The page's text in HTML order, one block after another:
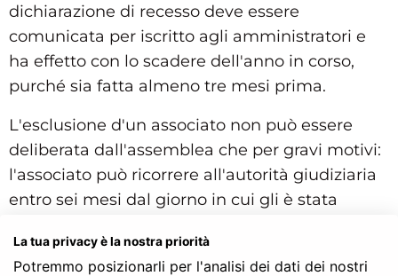
dichiarazione di recesso deve essere
comunicata per iscritto agli amministratori e
ha effetto con lo scadere dell'anno in corso,
purché sia fatta almeno tre mesi prima.
L'esclusione d'un associato non può essere
deliberata dall'assemblea che per gravi motivi:
l'associato può ricorrere all'autorità giudiziaria
entro sei mesi dal giorno in cui gli è stata
Gli associati, che abbiano receduto o siano stati
La tua privacy è la nostra priorità
Potremmo posizionarli per l'analisi dei dati dei nostri